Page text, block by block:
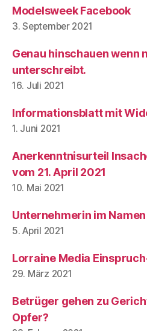
Modelsweek Facebook
3. September 2021
Genau hinschauen wenn
unterschreibt.
16. Juli 2021
Informationsblatt mit
1. Juni 2021
Anerkenntnisurteil
vom 21. April 2021
10. Mai 2021
Unternehmerin im
5. April 2021
Lorraine Media
29. März 2021
Betrüger gehen zu
Opfer?